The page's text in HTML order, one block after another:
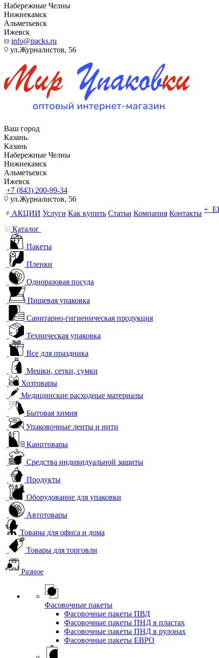
Набережные Челны
Нижнекамск
Альметьевск
Ижевск
info@packs.ru
ул.Журналистов, 56
Ваш город
Казань
Казань
Набережные Челны
Нижнекамск
Альметьевск
Ижевск
+7 (843) 200-99-34
ул.Журналистов, 56
АКЦИИ Услуги Как купить Статьи Компания Контакты +
Каталог
Пакеты
Пленки
Одноразовая посуда
Пищевая упаковка
Санитарно-гигиеническая продукция
Техническая упаковка
Все для праздника
Мешки, сетки, сумки
Хозтовары
Медицинские расходные материалы
Бытовая химия
Упаковочные ленты и нити
Канцтовары
Средства индивидуальной защиты
Продукты
Оборудование для упаковки
Автотовары
Товары для офиса и дома
Товары для торговли
Разное
Фасовочные пакеты
Фасовочные пакеты ПВД
Фасовочные пакеты ПНД в пластах
Фасовочные пакеты ПНД в рулонах
Фасовочные пакеты ЕВРО